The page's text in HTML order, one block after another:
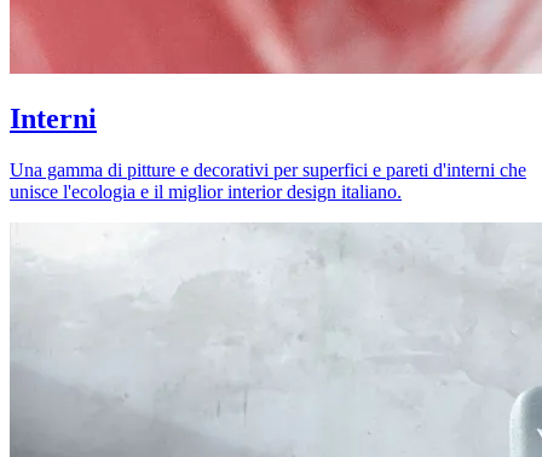
Interni
Una gamma di pitture e decorativi per superfici e pareti d'interni che
unisce l'ecologia e il miglior interior design italiano.